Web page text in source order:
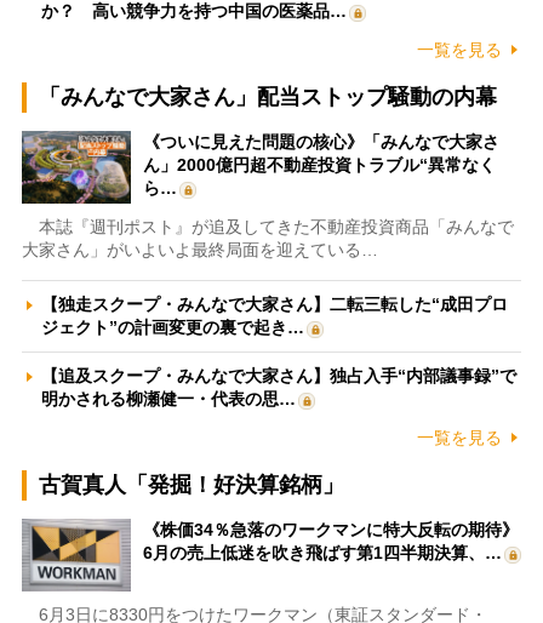
か？ 高い競争力を持つ中国の医薬品…
一覧を見る
「みんなで大家さん」配当ストップ騒動の内幕
《ついに見えた問題の核心》「みんなで大家さ
ん」2000億円超不動産投資トラブル“異常なく
ら…
本誌『週刊ポスト』が追及してきた不動産投資商品「みんなで
大家さん」がいよいよ最終局面を迎えている…
【独走スクープ・みんなで大家さん】二転三転した“成田プロ
ジェクト”の計画変更の裏で起き…
【追及スクープ・みんなで大家さん】独占入手“内部議事録”で
明かされる柳瀬健一・代表の思…
一覧を見る
古賀真人「発掘！好決算銘柄」
《株価34％急落のワークマンに特大反転の期待》
6月の売上低迷を吹き飛ばす第1四半期決算、…
6月3日に8330円をつけたワークマン（東証スタンダード・